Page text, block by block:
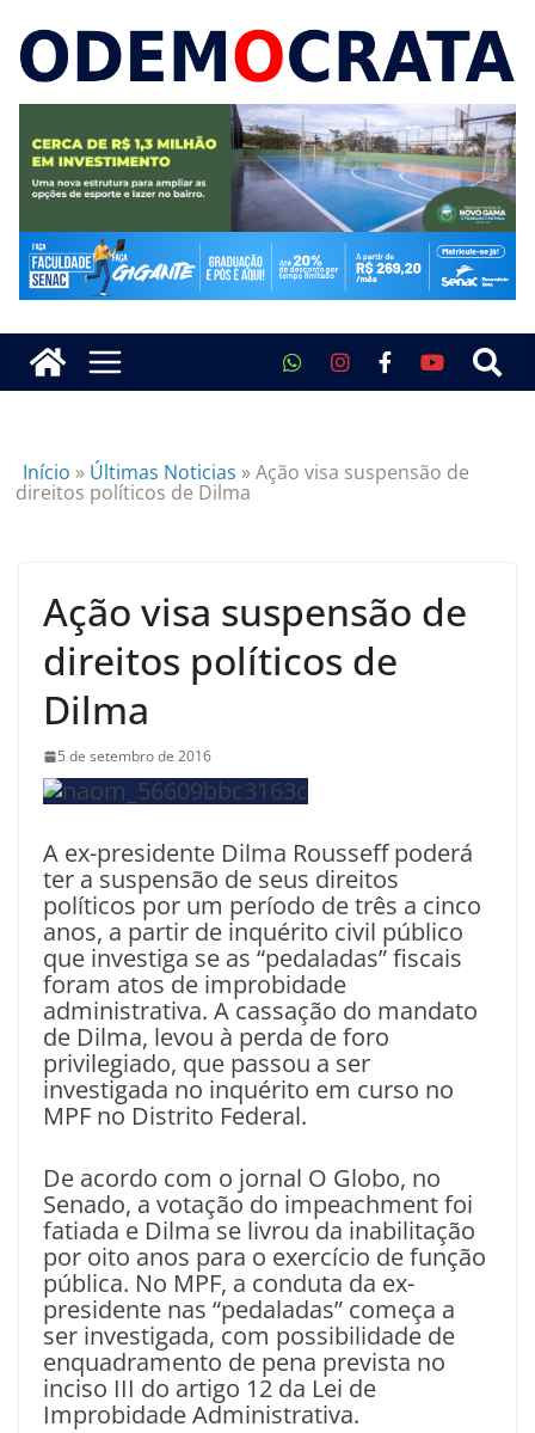
Início » Últimas Noticias »Ação visa suspensão de
direitos políticos de Dilma
Ação visa suspensão de
direitos políticos de
Dilma
5 de setembro de 2016
A ex-presidente Dilma Rousseff poderá
ter a suspensão de seus direitos
políticos por um período de três a cinco
anos, a partir de inquérito civil público
que investiga se as “pedaladas” fiscais
foram atos de improbidade
administrativa. A cassação do mandato
de Dilma, levou à perda de foro
privilegiado, que passou a ser
investigada no inquérito em curso no
MPF no Distrito Federal.
De acordo com o jornal O Globo, no
Senado, a votação do impeachment foi
fatiada e Dilma se livrou da inabilitação
por oito anos para o exercício de função
pública. No MPF, a conduta da ex-
presidente nas “pedaladas” começa a
ser investigada, com possibilidade de
enquadramento de pena prevista no
inciso III do artigo 12 da Lei de
Improbidade Administrativa.